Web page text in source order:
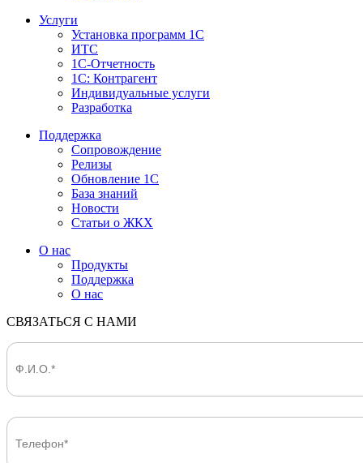
Услуги
Установка программ 1С
ИТС
1С-Отчетность
1С: Контрагент
Индивидуальные услуги
Разработка
Поддержка
Сопровождение
Релизы
Обновление 1С
База знаний
Новости
Статьи о ЖКХ
О нас
Продукты
Поддержка
О нас
СВЯЗАТЬСЯ С НАМИ